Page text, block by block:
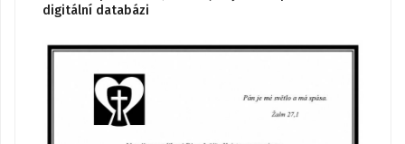
digitální databázi